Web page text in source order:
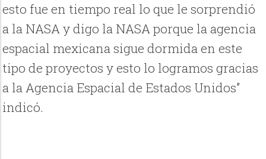
esto fue en tiempo real lo que le sorprendió
a la NASA y digo la NASA porque la agencia
espacial mexicana sigue dormida en este
tipo de proyectos y esto lo logramos gracias
a la Agencia Espacial de Estados Unidos”
indicó.